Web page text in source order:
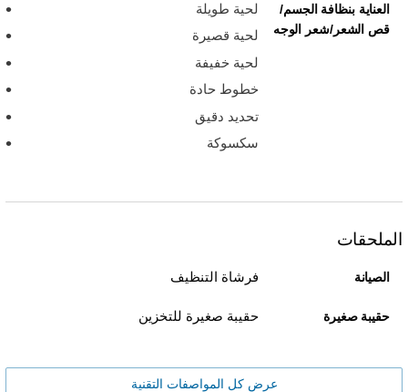
العناية بنظافة الجسم/
قص الشعر/شعر الوجه
لحية طويلة
لحية قصيرة
لحية خفيفة
خطوط حادة
تحديد دقيق
سكسوكة
الملحقات
الصيانة فرشاة التنظيف
حقيبة صغيرة حقيبة صغيرة للتخزين
عرض كل المواصفات التقنية